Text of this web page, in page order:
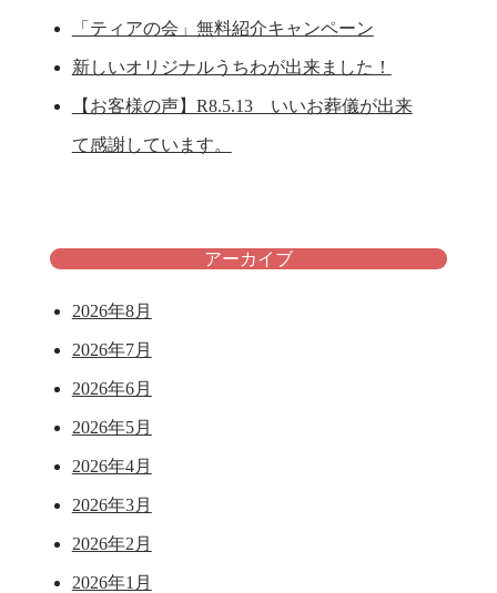
「ティアの会」無料紹介キャンペーン
新しいオリジナルうちわが出来ました！
【お客様の声】R8.5.13 いいお葬儀が出来
て感謝しています。
アーカイブ
2026年8月
2026年7月
2026年6月
2026年5月
2026年4月
2026年3月
2026年2月
2026年1月